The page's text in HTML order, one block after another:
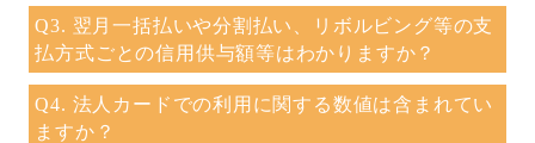
Q3. 翌月一括払いや分割払い、リボルビング等の支
払方式ごとの信用供与額等はわかりますか？
Q4. 法人カードでの利用に関する数値は含まれてい
ますか？